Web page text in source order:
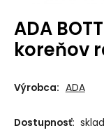
ADA
koreňov
Výrobca: ADA
Dostupnosť: